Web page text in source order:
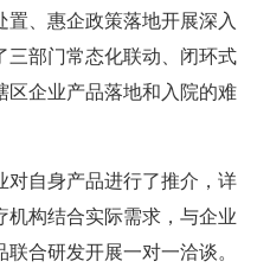
置、惠企政策落地开展深入
三部门常态化联动、闭环式
区企业产品落地和入院的难
自身产品进行了推介，详
机构结合实际需求，与企业
合研发开展一对一洽谈。